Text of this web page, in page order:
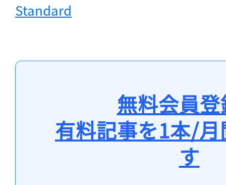
Standard
無料会員
有料記事を1本/
す